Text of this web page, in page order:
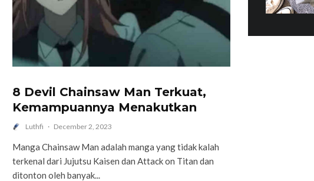
8 Devil Chainsaw Man Terkuat,
Kemampuannya Menakutkan
Luthfi · December 2, 2023
Manga Chainsaw Man adalah manga yang tidak kalah
terkenal dari Jujutsu Kaisen dan Attack on Titan dan
ditonton oleh banyak...